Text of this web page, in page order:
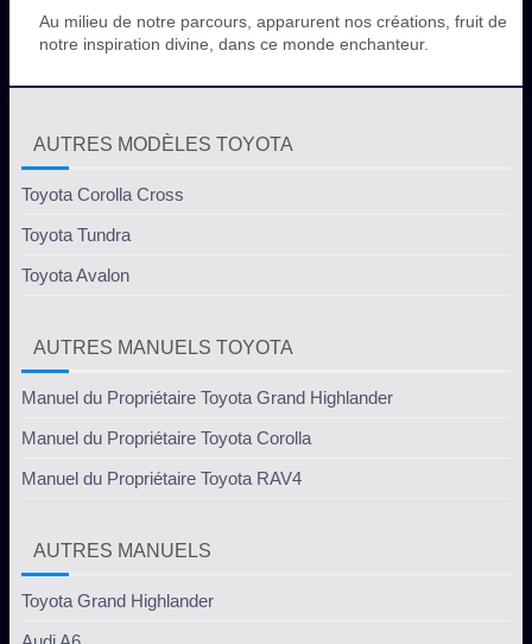
Au milieu de notre parcours, apparurent nos créations, fruit de
notre inspiration divine, dans ce monde enchanteur.
AUTRES MODÈLES TOYOTA
Toyota Corolla Cross
Toyota Tundra
Toyota Avalon
AUTRES MANUELS TOYOTA
Manuel du Propriétaire Toyota Grand Highlander
Manuel du Propriétaire Toyota Corolla
Manuel du Propriétaire Toyota RAV4
AUTRES MANUELS
Toyota Grand Highlander